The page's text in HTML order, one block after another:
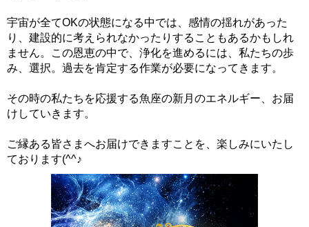
宇宙が全てOKの状態になる中では、感情の揺れがあった
り、建設的に考えられなかったりすることもあるかもしれ
ません。この恩恵の中で、浄化を進めるには、私たちの歩
み、選択。過去を肯定する作業が必要になってきます。
その時の私たちを応援する魚座の新月のエネルギー、お届
けしていきます。
ご縁ある皆さまへお届けできますことを、楽しみにいたし
ております(^^♪